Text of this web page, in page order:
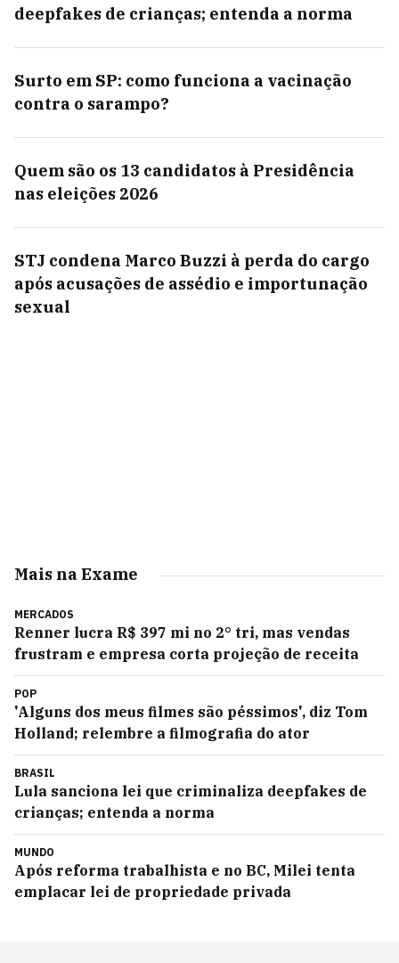
deepfakes de crianças; entenda a norma
Surto em SP: como funciona a vacinação
contra o sarampo?
Quem são os 13 candidatos à Presidência
nas eleições 2026
STJ condena Marco Buzzi à perda do cargo
após acusações de assédio e importunação
sexual
Mais na Exame
MERCADOS
Renner lucra R$ 397 mi no 2° tri, mas vendas
frustram e empresa corta projeção de receita
POP
'Alguns dos meus filmes são péssimos', diz Tom
Holland; relembre a filmografia do ator
BRASIL
Lula sanciona lei que criminaliza deepfakes de
crianças; entenda a norma
MUNDO
Após reforma trabalhista e no BC, Milei tenta
emplacar lei de propriedade privada